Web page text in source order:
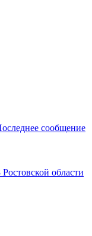
сообщение
области